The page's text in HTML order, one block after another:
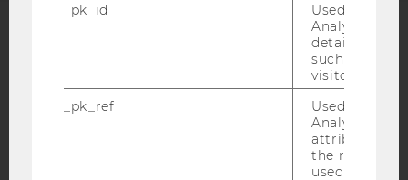
_pk_id
Used by
Analytics to
details about
such as the
visitor ID.
_pk_ref
Used by
Analytics to
attribution
the referrer
used to visit